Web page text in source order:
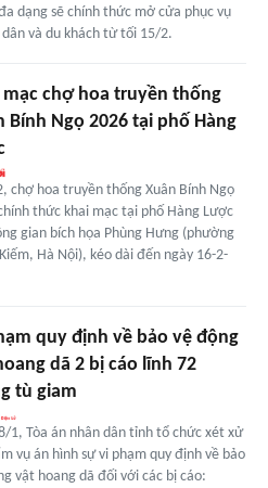
dạng sẽ chính thức mở cửa phục vụ
và du khách từ tối 15/2.
mạc chợ hoa truyền thống
Bính Ngọ 2026 tại phố Hàng
chợ hoa truyền thống Xuân Bính Ngọ
thức khai mạc tại phố Hàng Lược
gian bích họa Phùng Hưng (phường
Hà Nội), kéo dài đến ngày 16-2-
quy định về bảo vệ động
dã 2 bị cáo lĩnh 72
tù giam
1, Tòa án nhân dân tỉnh tổ chức xét xử
vụ án hình sự vi phạm quy định về bảo
vật hoang dã đối với các bị cáo: